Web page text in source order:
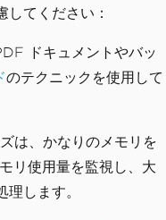
してください：
ドキュメントやバッ
のテクニックを使用して
は、かなりのメモリを
リ使用量を監視し、大
します。